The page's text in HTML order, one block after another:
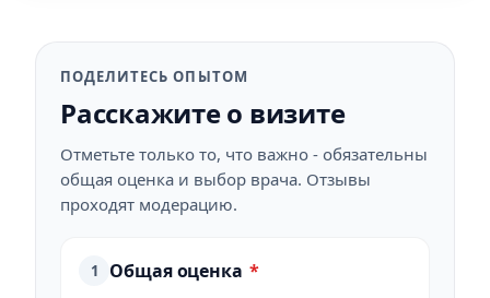
ПОДЕЛИТЕСЬ ОПЫТОМ
Расскажите о визите
Отметьте только то, что важно - обязательны
общая оценка и выбор врача. Отзывы
проходят модерацию.
1 Общая оценка *